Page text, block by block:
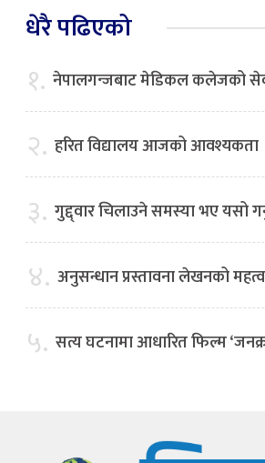
धेरै पढिएको
१. नेपालगन्जबाट मेडिकल कलेजको
२. हरित विद्यालय आजको आवश्यकता
३. गुद्द्वार चिलाउने समस्या भए यसो
४. अनुसन्धान प्रस्तावना लेखनको महत्व
५. सत्य घटनामा आधारित फिल्म